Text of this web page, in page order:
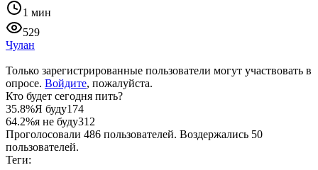
1 мин
529
Чулан
Только зарегистрированные пользователи могут участвовать в
опросе. Войдите, пожалуйста.
Кто будет сегодня пить?
35.8%Я буду174
64.2%я не буду312
Проголосовали 486 пользователей. Воздержались 50
пользователей.
Теги: